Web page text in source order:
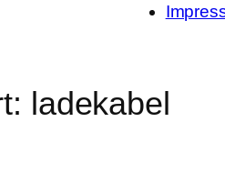
ladekabel